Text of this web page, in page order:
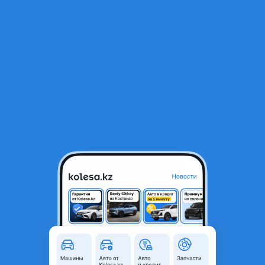
КОРОБКА АВТОМАТ СУБАРУ. МЕХАНИКА.EJ18 20 22 25 30 36 SUBARU
Алматы, Алматинская